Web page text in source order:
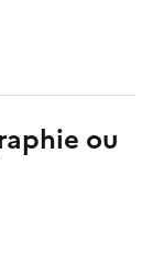
ou